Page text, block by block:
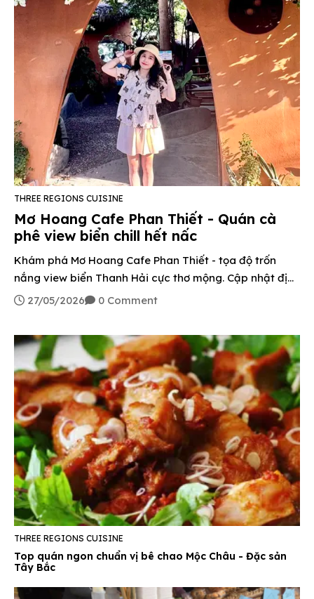
THREE REGIONS CUISINE
Mơ Hoang Cafe Phan Thiết - Quán cà
phê view biển chill hết nấc
Khám phá Mơ Hoang Cafe Phan Thiết - tọa độ trốn
nắng view biển Thanh Hải cực thơ mộng. Cập nhật địa
chỉ, menu và góc check-in sống ảo cùng GoStay!
27/05/2026 0 Comment
THREE REGIONS CUISINE
Top quán ngon chuẩn vị bê chao Mộc Châu - Đặc sản
Tây Bắc